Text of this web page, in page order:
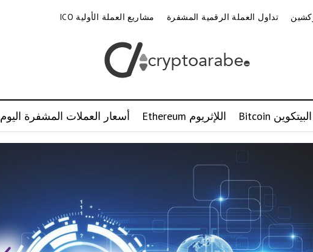
تداول العملة الرقمية المشفرة مشاريع العملة الأولية ICO
البيتكوين Bitcoin اللإثريوم Ethereum أسعار العملات المشفرة اليوم